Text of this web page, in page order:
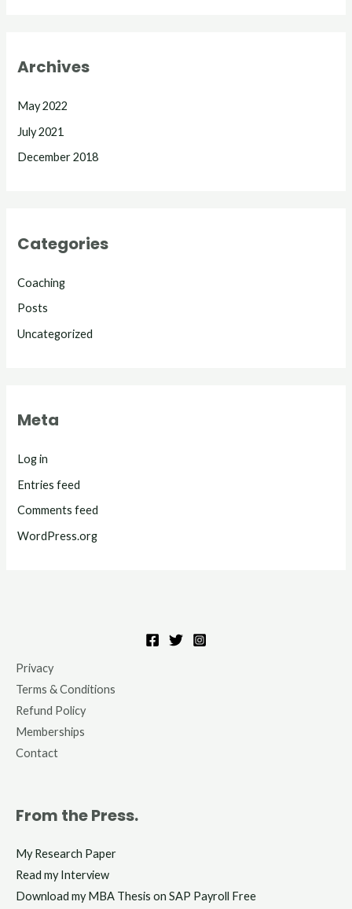
Archives
May 2022
July 2021
December 2018
Categories
Coaching
Posts
Uncategorized
Meta
Log in
Entries feed
Comments feed
WordPress.org
Privacy
Terms & Conditions
Refund Policy
Memberships
Contact
From the Press.
My Research Paper
Read my Interview
Download my MBA Thesis on SAP Payroll Free